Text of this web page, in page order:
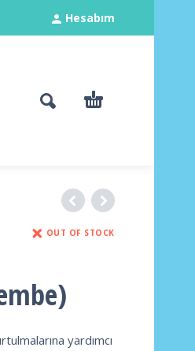
Hesabım
OUT OF STOCK
yardımcı